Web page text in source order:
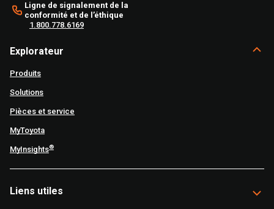
Ligne de signalement de la
conformité et de l’éthique
1.800.778.6169
Explorateur
Produits
Solutions
Pièces et service
MyToyota
MyInsights®
Liens utiles